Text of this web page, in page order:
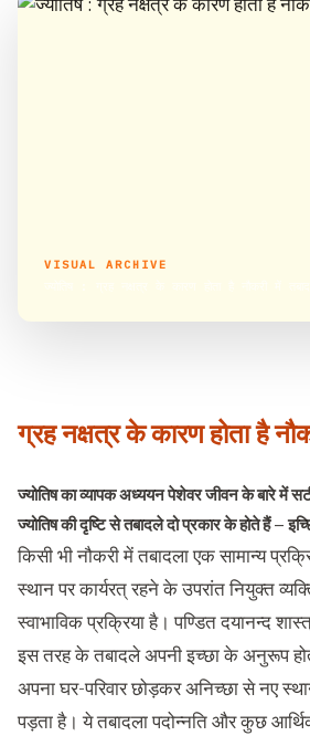
VISUAL ARCHIVE
ग्रह नक्षत्र के कारण होता है
ज्योतिष का व्यापक अध्ययन पेशेवर जीवन के बारे में
ज्योतिष की दृष्टि से तबादले दो प्रकार के होते हैं –
किसी भी नौकरी में तबादला एक सामान्य
स्थान पर कार्यरत् रहने के उपरांत नियुक्त
स्वाभाविक प्रक्रिया है। पण्डित दयानन्द
इस तरह के तबादले अपनी इच्छा के अनुरूप
अपना घर-परिवार छोड़कर अनिच्छा से नए
पड़ता है। ये तबादला पदोन्नति और कुछ